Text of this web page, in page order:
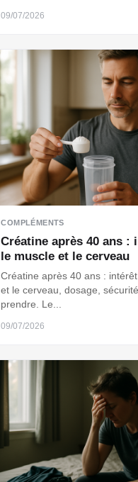
09/07/2026
COMPLÉMENTS
Créatine après 40 ans :
le muscle et le cerveau
Créatine après 40 ans :
et le cerveau, dosage,
prendre. Le...
09/07/2026